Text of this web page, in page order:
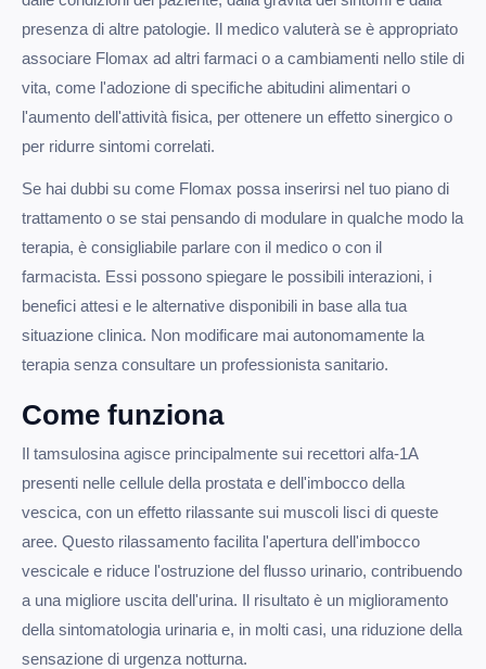
presenza di altre patologie. Il medico valuterà se è appropriato
associare Flomax ad altri farmaci o a cambiamenti nello stile di
vita, come l'adozione di specifiche abitudini alimentari o
l'aumento dell'attività fisica, per ottenere un effetto sinergico o
per ridurre sintomi correlati.
Se hai dubbi su come Flomax possa inserirsi nel tuo piano di
trattamento o se stai pensando di modulare in qualche modo la
terapia, è consigliabile parlare con il medico o con il
farmacista. Essi possono spiegare le possibili interazioni, i
benefici attesi e le alternative disponibili in base alla tua
situazione clinica. Non modificare mai autonomamente la
terapia senza consultare un professionista sanitario.
Come funziona
Il tamsulosina agisce principalmente sui recettori alfa-1A
presenti nelle cellule della prostata e dell'imbocco della
vescica, con un effetto rilassante sui muscoli lisci di queste
aree. Questo rilassamento facilita l'apertura dell'imbocco
vescicale e riduce l'ostruzione del flusso urinario, contribuendo
a una migliore uscita dell'urina. Il risultato è un miglioramento
della sintomatologia urinaria e, in molti casi, una riduzione della
sensazione di urgenza notturna.